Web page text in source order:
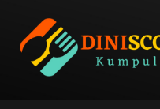
content